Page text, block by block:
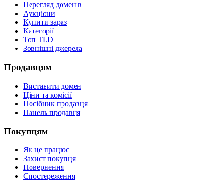
Перегляд доменів
Аукціони
Купити зараз
Категорії
Топ TLD
Зовнішні джерела
Продавцям
Виставити домен
Ціни та комісії
Посібник продавця
Панель продавця
Покупцям
Як це працює
Захист покупця
Повернення
Спостереження